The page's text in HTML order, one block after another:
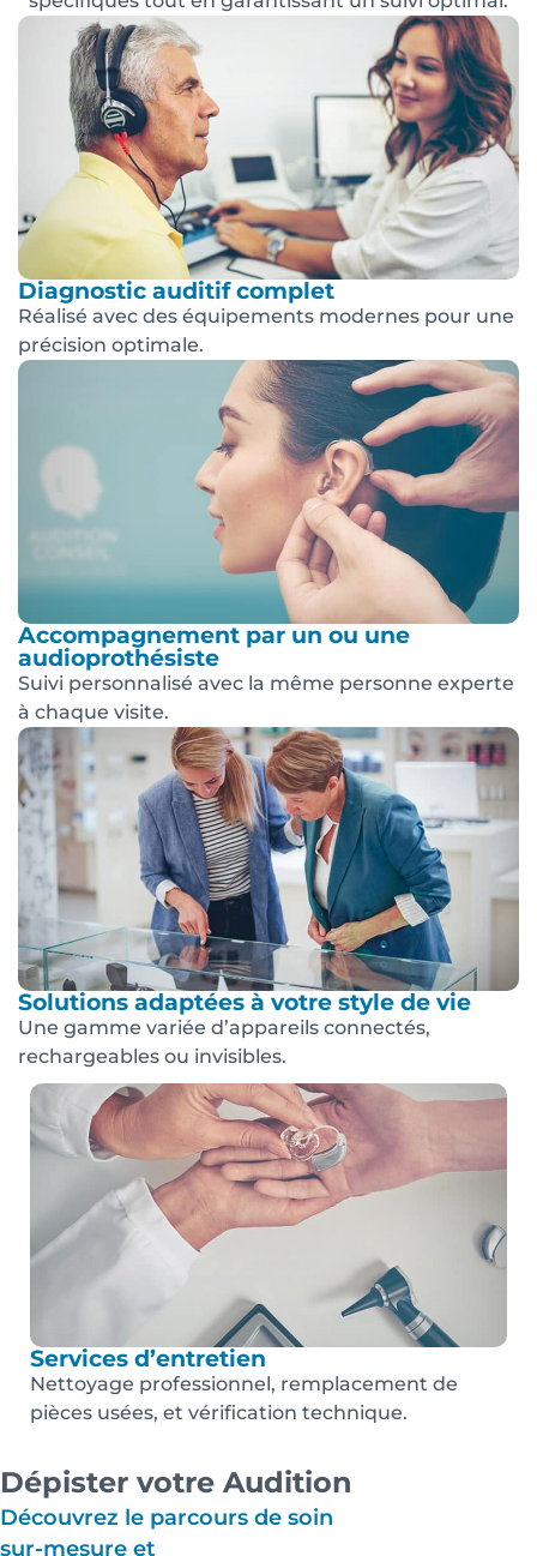
Diagnostic auditif complet
Réalisé avec des équipements modernes pour une
précision optimale.
Accompagnement par un ou une
audioprothésiste
Suivi personnalisé avec la même personne experte
à chaque visite.
Solutions adaptées à votre style de vie
Une gamme variée d’appareils connectés,
rechargeables ou invisibles.
Services d’entretien
Nettoyage professionnel, remplacement de
pièces usées, et vérification technique.
Dépister votre Audition
Découvrez le parcours de soin
sur-mesure et